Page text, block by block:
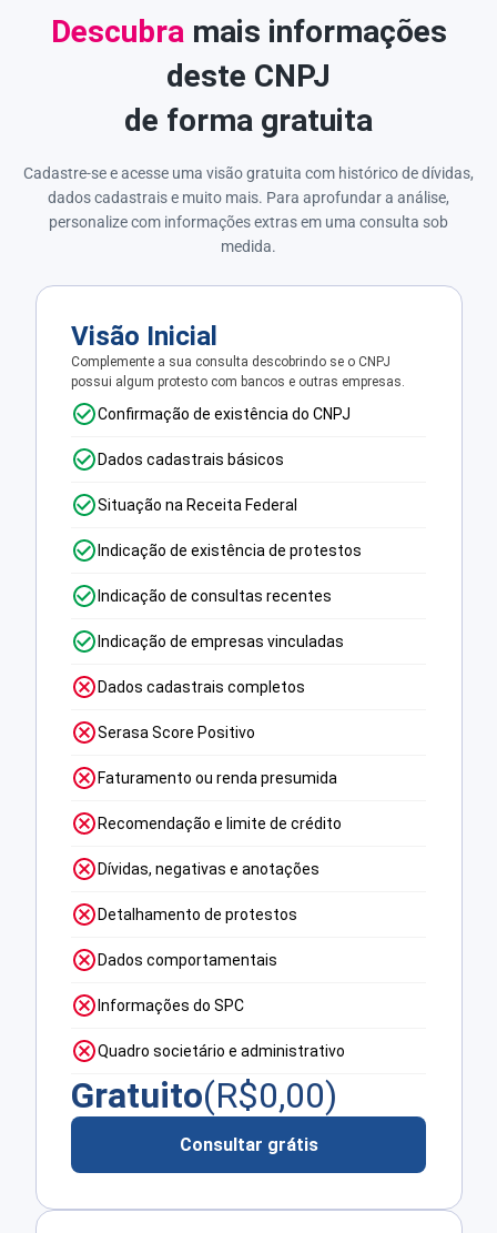
Descubra mais informações
deste CNPJ
de forma gratuita
Cadastre-se e acesse uma visão gratuita com histórico de dívidas,
dados cadastrais e muito mais. Para aprofundar a análise,
personalize com informações extras em uma consulta sob
medida.
Visão Inicial
Complemente a sua consulta descobrindo se o CNPJ
possui algum protesto com bancos e outras empresas.
Confirmação de existência do CNPJ
Dados cadastrais básicos
Situação na Receita Federal
Indicação de existência de protestos
Indicação de consultas recentes
Indicação de empresas vinculadas
Dados cadastrais completos
Serasa Score Positivo
Faturamento ou renda presumida
Recomendação e limite de crédito
Dívidas, negativas e anotações
Detalhamento de protestos
Dados comportamentais
Informações do SPC
Quadro societário e administrativo
Gratuito(R$0,00)
Consultar grátis